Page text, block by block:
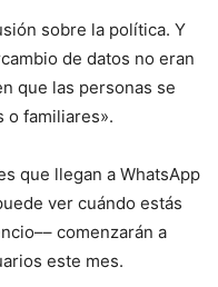
sobre la política. Y
de datos no eran
que las personas se
o familiares».
que llegan a WhatsApp
ver cuándo estás
comenzarán a
este mes.